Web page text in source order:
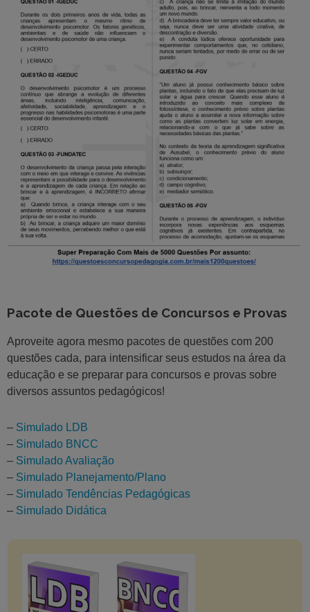
Pacote de Questões de Concursos e Provas
Aproveite agora mesmo pacotes de questões com 200
questões cada, para intensificar seus estudos na área da
educação e se preparar para concursos e provas sobre
diversos assuntos pedagógicos!
– Simulado LDB
– Simulado BNCC
– Simulado Avaliação
– Simulado Planejamento/Plano
– Simulado Tendências Pedagógicas
– Simulado Didática